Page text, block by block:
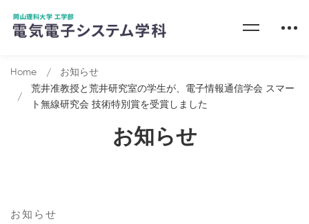
お知らせ
Home
お知らせ
荒井准教授と荒井研究室の学生が、電子情報通信学会 スマー
ト無線研究会 技術特別賞を受賞しました
お知らせ